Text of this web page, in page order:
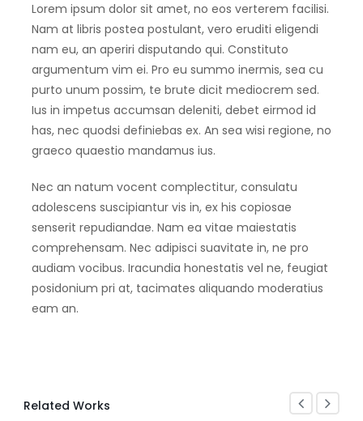
Lorem ipsum dolor sit amet, no eos verterem facilisi.
Nam at libris postea postulant, vero eruditi eligendi
nam eu, an aperiri disputando qui. Constituto
argumentum vim ei. Pro eu summo inermis, sea cu
purto unum possim, te brute dicit mediocrem sed.
Ius in impetus accumsan deleniti, debet eirmod id
has, nec quodsi definiebas ex. An sea wisi regione, no
graeco quaestio mandamus ius.
Nec an natum vocent complectitur, consulatu
adolescens suscipiantur vis in, ex his copiosae
senserit repudiandae. Nam ea vitae maiestatis
comprehensam. Nec adipisci suavitate in, ne pro
audiam vocibus. Iracundia honestatis vel ne, feugiat
posidonium pri at, tacimates aliquando moderatius
eam an.
Related Works